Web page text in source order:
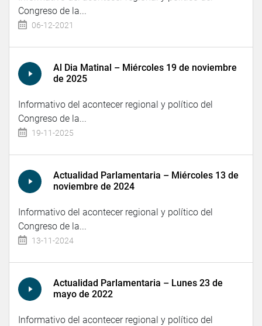
Congreso de la...
06-12-2021
Al Dia Matinal – Miércoles 19 de noviembre
de 2025
Informativo del acontecer regional y político del
Congreso de la...
19-11-2025
Actualidad Parlamentaria – Miércoles 13 de
noviembre de 2024
Informativo del acontecer regional y político del
Congreso de la...
13-11-2024
Actualidad Parlamentaria – Lunes 23 de
mayo de 2022
Informativo del acontecer regional y político del